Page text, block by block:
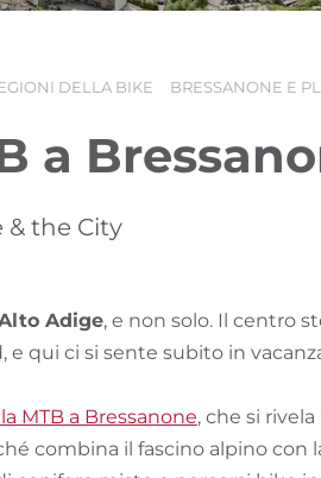
DELLA BIKE BRESSANONE E
a
& the City
Adige, e non solo. Il centro
e qui ci si sente subito in
MTB a Bressanone, che si rivela
combina il fascino alpino con